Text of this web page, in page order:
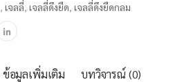
, เจลลี่, เจลลี่ดึงยืด, เจลลี่ดึงยืดกลม
ข้อมูลเพิ่มเติม บทวิจารณ์ (0)